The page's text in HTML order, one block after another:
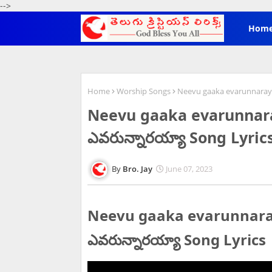
-->
Home Worship Songs Neevu gaaka
Neevu gaaka
ఎవరున్నారయ్యా Song
Bro. Jay June 07, 2023
Neevu gaaka
ఎవరున్నారయ్యా Song Lyrics